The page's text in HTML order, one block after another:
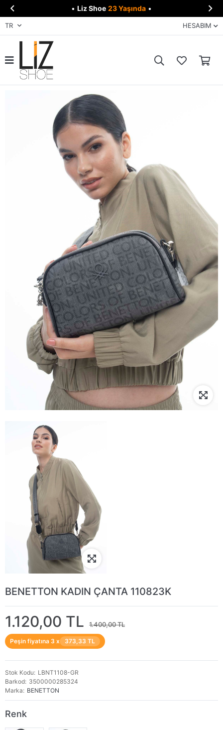
 • Liz Shoe 23 Yaşında • 
TR HESABIM
BENETTON KADIN ÇANTA 110823K
1.120,00 TL 1.400,00 TL
Peşin fiyatına 3 x 373,33 TL
Stok Kodu
LBNT1108-GR
Barkod 3500000285324
Marka
BENETTON
Renk